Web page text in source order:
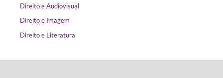
Direito e Audiovisual
Direito e Imagem
Direito e Literatura